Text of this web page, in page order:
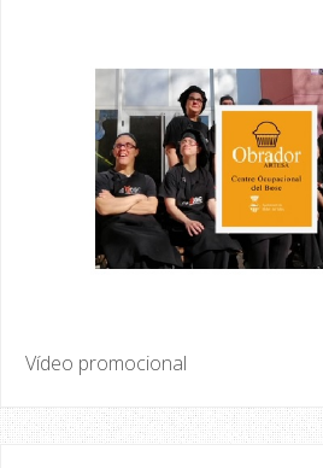
Vídeo promocional